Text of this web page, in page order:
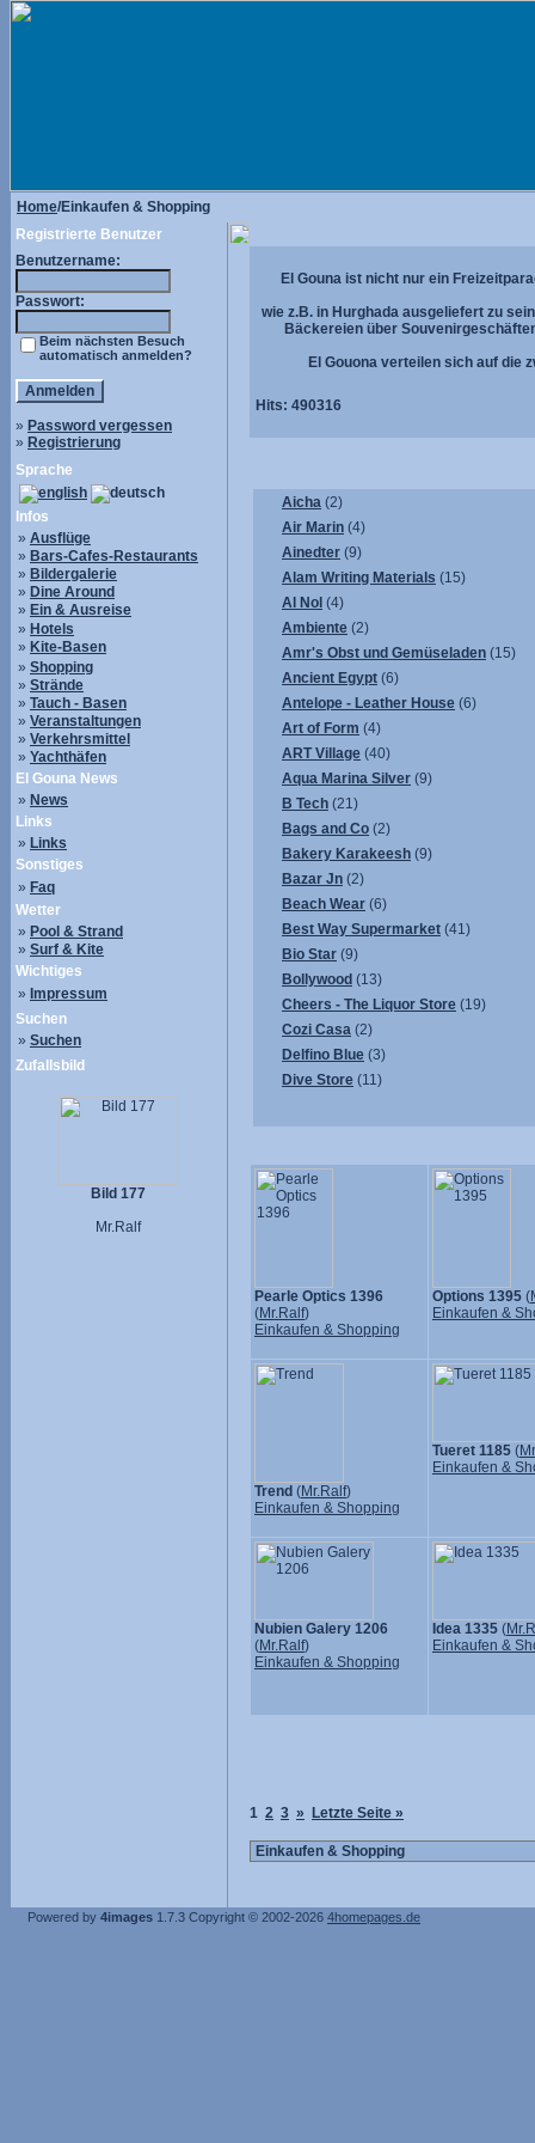
Home/Einkaufen & Shopping
Registrierte Benutzer
Benutzername:
Passwort:
Beim nächsten Besuch
automatisch anmelden?
» Password vergessen
» Registrierung
Sprache
Infos
» Ausflüge
» Bars-Cafes-Restaurants
» Bildergalerie
» Dine Around
» Ein & Ausreise
» Hotels
» Kite-Basen
» Shopping
» Strände
» Tauch - Basen
» Veranstaltungen
» Verkehrsmittel
» Yachthäfen
El Gouna News
» News
Links
» Links
Sonstiges
» Faq
Wetter
» Pool & Strand
» Surf & Kite
Wichtiges
» Impressum
Suchen
» Suchen
Zufallsbild
Bild 177
Mr.Ralf
El Gouna ist nicht nur ein
wie z.B. in Hurghada ausgeliefert zu
Bäckereien über
El Gouona verteilen sich auf die
Hits: 490316
Aicha (2)
Air Marin (4)
Ainedter (9)
Alam Writing Materials (15)
Al Nol (4)
Ambiente (2)
Amr's Obst und Gemüseladen (15)
Ancient Egypt (6)
Antelope - Leather House (6)
Art of Form (4)
ART Village (40)
Aqua Marina Silver (9)
B Tech (21)
Bags and Co (2)
Bakery Karakeesh (9)
Bazar Jn (2)
Beach Wear (6)
Best Way Supermarket (41)
Bio Star (9)
Bollywood (13)
Cheers - The Liquor Store (19)
Cozi Casa (2)
Delfino Blue (3)
Dive Store (11)
Pearle Optics 1396
(Mr.Ralf)
Einkaufen & Shopping
Options 1395 (
Einkaufen &
Trend (Mr.Ralf)
Einkaufen & Shopping
Tueret 1185 (
Einkaufen &
Nubien Galery 1206
(Mr.Ralf)
Einkaufen & Shopping
Idea 1335 (
Einkaufen &
1 2 3 » Letzte Seite »
Powered by 4images 1.7.3 Copyright © 2002-2026 4homepages.de